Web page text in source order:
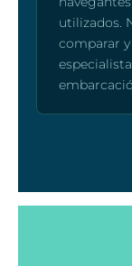
utilizados.
comparar